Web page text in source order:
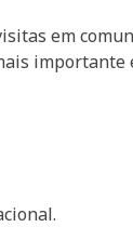
em
importante